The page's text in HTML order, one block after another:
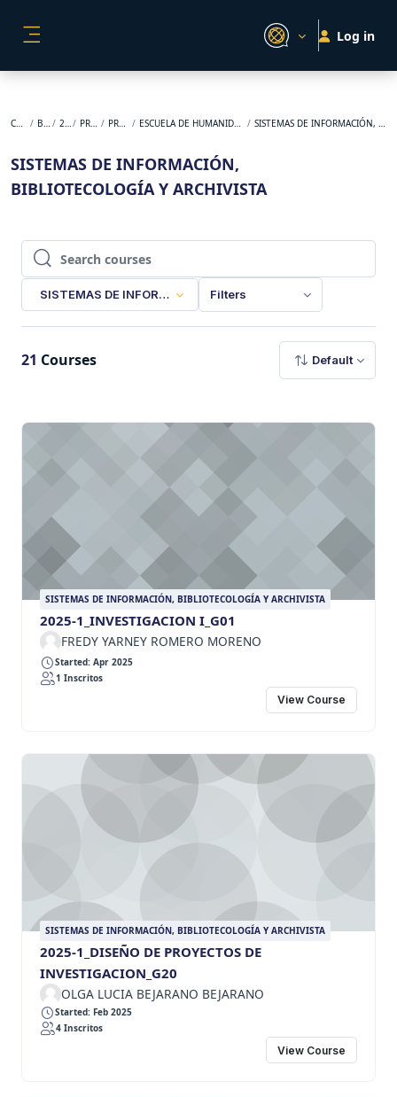
Log in
Courses BACKUP 2025-1 PREGRADO PRESENCIAL ESCUELA DE HUMANIDADES Y ESTUDIOS SOCIALES SISTEMAS DE INFORMACIÓN, BIBLIOTECOLOGÍA Y ARCHIVISTA
SISTEMAS DE INFORMACIÓN,
BIBLIOTECOLOGÍA Y ARCHIVISTA
Search courses
Search courses
SISTEMAS DE INFORMACIÓN, BIBLIOTECOLOGÍA Y
Filters
21 Courses Default
SISTEMAS DE INFORMACIÓN, BIBLIOTECOLOGÍA Y ARCHIVISTA
2025-1_INVESTIGACION I_G01
FREDY YARNEY ROMERO MORENO
Started: Apr 2025
1 Inscritos
View Course
SISTEMAS DE INFORMACIÓN, BIBLIOTECOLOGÍA Y ARCHIVISTA
2025-1_DISEÑO DE PROYECTOS DE
INVESTIGACION_G20
OLGA LUCIA BEJARANO BEJARANO
Started: Feb 2025
4 Inscritos
View Course